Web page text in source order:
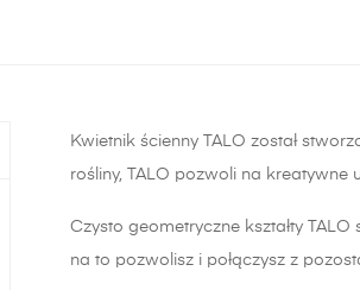
Kwietnik ścienny TALO został
rośliny, TALO pozwoli na kreatywne
Czysto geometryczne kształty
na to pozwolisz i połączysz z